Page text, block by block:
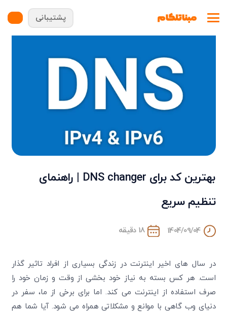
پشتیبانی
بهترین کد برای DNS changer | راهنمای
تنظیم سریع
1404/09/04 18 دقیقه
در سال های اخیر اینترنت در زندگی بسیاری از افراد تاثیر گذار
است. هر کس بسته به نیاز خود بخشی از وقت و زمان خود را
صرف استفاده از اینترنت می کند. اما برای برخی از ما، سفر در
دنیای وب گاهی با موانع و مشکلاتی همراه می ‌شود. آیا شما هم